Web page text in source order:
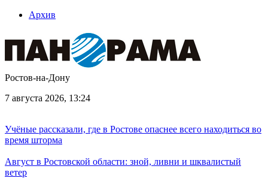
Архив
Ростов-на-Дону
7 августа 2026, 13:24
Учёные рассказали, где в Ростове опаснее всего находиться во
время шторма
Август в Ростовской области: зной, ливни и шквалистый
ветер